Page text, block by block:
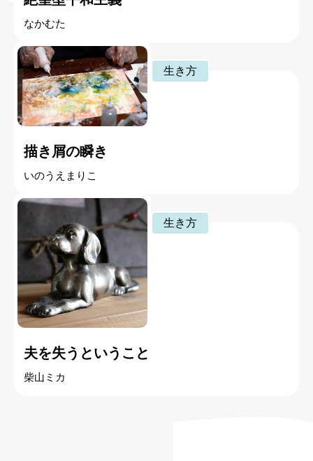
なかむた
生き方
描き屑の瞬き
いのうえまりこ
生き方
夫を失うということ
柴山ミカ